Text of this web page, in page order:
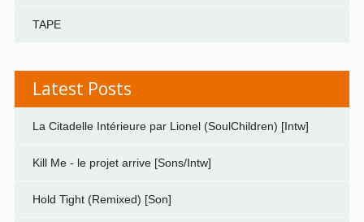
TAPE
Latest Posts
La Citadelle Intérieure par Lionel (SoulChildren) [Intw]
Kill Me - le projet arrive [Sons/Intw]
Hold Tight (Remixed) [Son]